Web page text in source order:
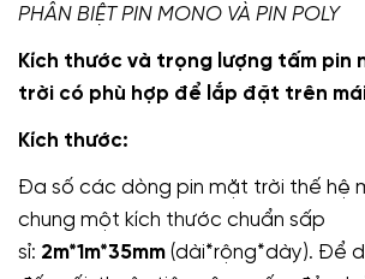
PHÂN BIỆT PIN MONO VÀ PIN POLY
Kích thước và trọng lượng tấm pin
trời có phù hợp để lắp đặt trên
Kích thước:
Đa số các dòng pin mặt trời thế hệ
chung một kích thước chuẩn sấp
sỉ: 2m*1m*35mm (dài*rộng*dày). Để